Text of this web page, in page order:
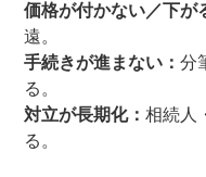
価格が付かない／下が
遠。
手続きが進まない：分
る。
対立が長期化：相続人
る。